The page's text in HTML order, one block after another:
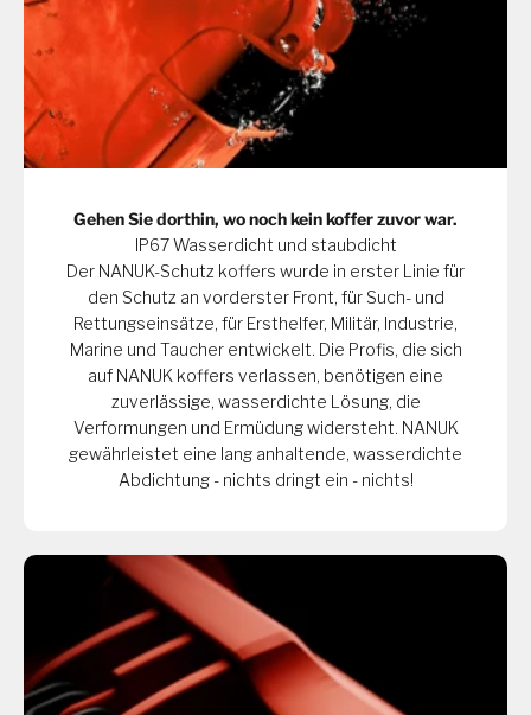
Gehen Sie dorthin, wo noch kein koffer zuvor war.
IP67 Wasserdicht und staubdicht
Der NANUK-Schutz koffers wurde in erster Linie für
den Schutz an vorderster Front, für Such- und
Rettungseinsätze, für Ersthelfer, Militär, Industrie,
Marine und Taucher entwickelt. Die Profis, die sich
auf NANUK koffers verlassen, benötigen eine
zuverlässige, wasserdichte Lösung, die
Verformungen und Ermüdung widersteht. NANUK
gewährleistet eine lang anhaltende, wasserdichte
Abdichtung - nichts dringt ein - nichts!